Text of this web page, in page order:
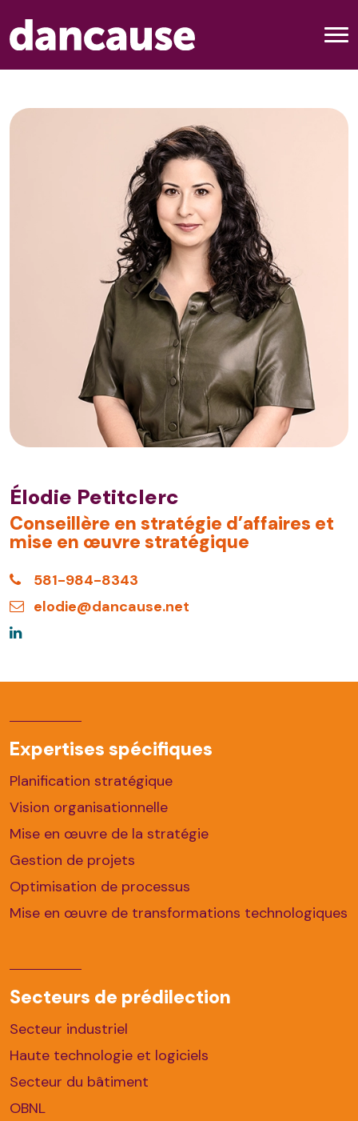
Élodie Petitclerc
Conseillère en stratégie d’affaires et
mise en œuvre stratégique
581-984-8343
elodie@dancause.net
Expertises spécifiques
Planification stratégique
Vision organisationnelle
Mise en œuvre de la stratégie
Gestion de projets
Optimisation de processus
Mise en œuvre de transformations technologiques
Secteurs de prédilection
Secteur industriel
Haute technologie et logiciels
Secteur du bâtiment
OBNL